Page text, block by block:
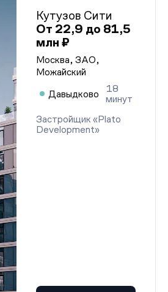
Кутузов Сити
От 22,9 до 81,5
млн ₽
Москва, ЗАО,
Можайский
Давыдково
18
минут
Застройщик «Plato
Development»